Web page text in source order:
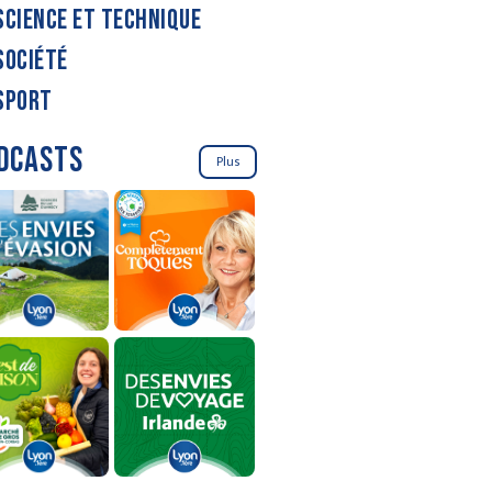
ET TECHNIQUE
Plus